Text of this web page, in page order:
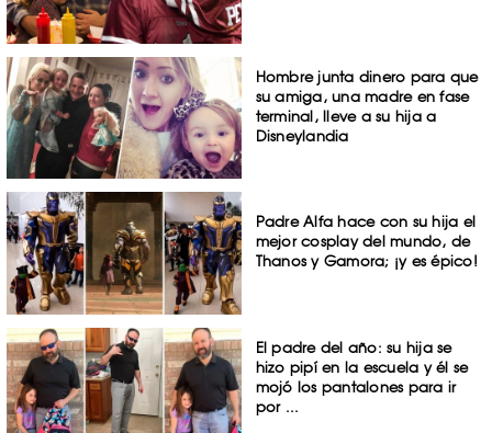
Hombre junta dinero para que
su amiga, una madre en fase
terminal, lleve a su hija a
Disneylandia
Padre Alfa hace con su hija el
mejor cosplay del mundo, de
Thanos y Gamora; ¡y es épico!
El padre del año: su hija se
hizo pipí en la escuela y él se
mojó los pantalones para ir
por ...